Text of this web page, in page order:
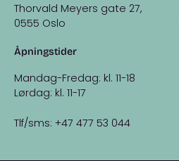
Thorvald Meyers gate 27,
0555 Oslo
Åpningstider
Mandag-Fredag: kl. 11-18
Lørdag: kl. 11-17
Tlf/sms: +47 477 53 044